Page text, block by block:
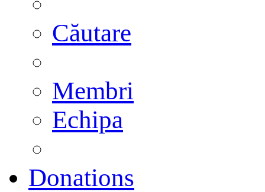
Căutare
Membri
Echipa
Donations